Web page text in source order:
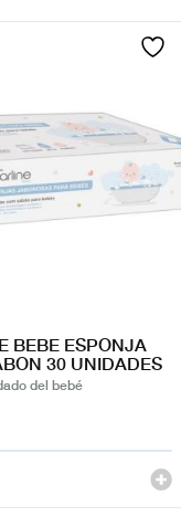
BEBE ESPONJA
30 UNIDADES
del bebé